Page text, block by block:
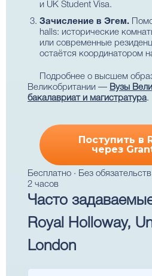
и UK Student Visa.
Зачисление в Эгем.
halls: исторические
или современные
остаётся координатором
Подробнее о высшем
Великобритании — Вузы
бакалавриат и магистратура.
Поступить в
через
Бесплатно · Без
2 часов
Часто
Royal Holloway,
London